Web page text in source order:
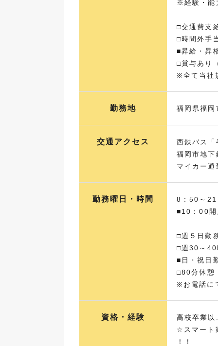
※経験・能
□交通費支
□時間外手
■昇給・昇
□賞与あり
※全て当社
勤務地 福岡県福
交通アクセス
西鉄バス
福岡市地
マイカー
勤務曜日・時間
8：50～21
■10：00
□週５日勤
□週30～40
■日・祝日
□80分休憩
※お電話に
資格・経験
高校卒業以
☆スマート
！！